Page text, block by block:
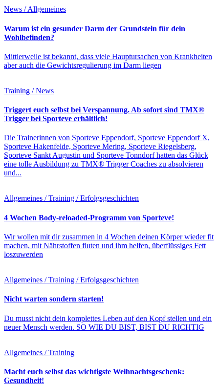
News / Allgemeines
Warum ist ein gesunder Darm der Grundstein für dein
Wohlbefinden?
Mittlerweile ist bekannt, dass viele Hauptursachen von Krankheiten
aber auch die Gewichtsregulierung im Darm liegen
Training / News
Triggert euch selbst bei Verspannung. Ab sofort sind TMX®
Trigger bei Sporteve erhältlich!
Die Trainerinnen von Sporteve Eppendorf, Sporteve Eppendorf X,
Sporteve Hakenfelde, Sporteve Mering, Sporteve Riegelsberg,
Sporteve Sankt Augustin und Sporteve Tonndorf hatten das Glück
eine tolle Ausbildung zu TMX® Trigger Coaches zu absolvieren
und...
Allgemeines / Training / Erfolgsgeschichten
4 Wochen Body-reloaded-Programm von Sporteve!
Wir wollen mit dir zusammen in 4 Wochen deinen Körper wieder fit
machen, mit Nährstoffen fluten und ihm helfen, überflüssiges Fett
loszuwerden
Allgemeines / Training / Erfolgsgeschichten
Nicht warten sondern starten!
Du musst nicht dein komplettes Leben auf den Kopf stellen und ein
neuer Mensch werden. SO WIE DU BIST, BIST DU RICHTIG
Allgemeines / Training
Macht euch selbst das wichtigste Weihnachtsgeschenk:
Gesundheit!